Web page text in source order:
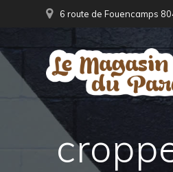
6 route de Fouencamps